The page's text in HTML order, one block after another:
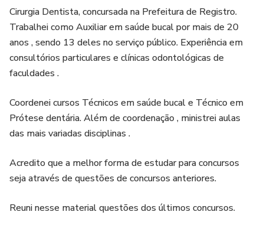
Cirurgia Dentista, concursada na Prefeitura de Registro.
Trabalhei como Auxiliar em saúde bucal por mais de 20
anos , sendo 13 deles no serviço público. Experiência em
consultórios particulares e clínicas odontológicas de
faculdades .
Coordenei cursos Técnicos em saúde bucal e Técnico em
Prótese dentária. Além de coordenação , ministrei aulas
das mais variadas disciplinas .
Acredito que a melhor forma de estudar para concursos
seja através de questões de concursos anteriores.
Reuni nesse material questões dos últimos concursos.